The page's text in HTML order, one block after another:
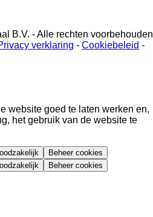
B.V. - Alle rechten voorbehouden
verklaring - Cookiebeleid -
website goed te laten werken en,
het gebruik van de website te
Beheer cookies
Beheer cookies